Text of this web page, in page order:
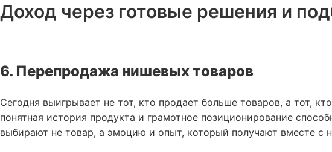
Доход через готовые решения и
6. Перепродажа нишевых товаров
Сегодня выигрывает не тот, кто продает больше товаров, а тот,
понятная история продукта и грамотное позиционирование
выбирают не товар, а эмоцию и опыт, который получают вместе с